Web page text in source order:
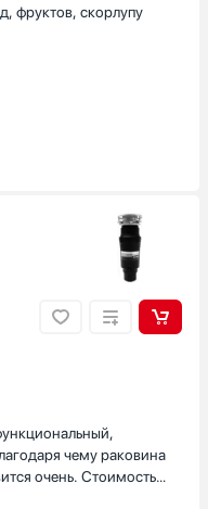
фруктов, скорлупу
чему раковина
очень. Стоимость